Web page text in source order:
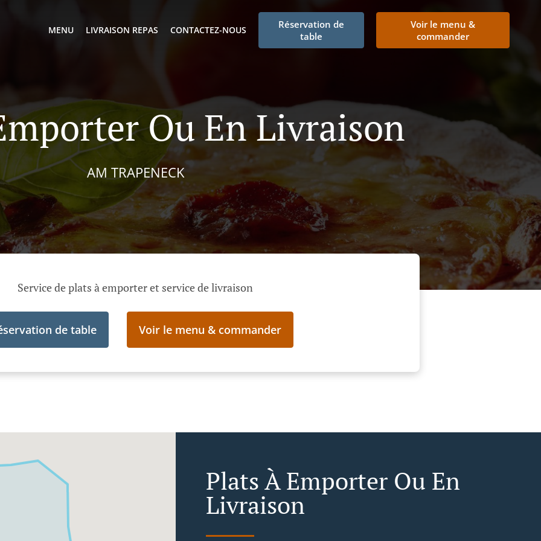
MENU LIVRAISON REPAS CONTACTEZ-NOUS
Réservation de
table
Voir le menu &
commander
Ou En Livraison
AM TRAPENECK
Service de plats à emporter et service de livraison
de table Voir le menu & commander
Plats À Emporter Ou En
Livraison